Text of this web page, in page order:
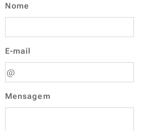
Nome
E-mail
Mensagem